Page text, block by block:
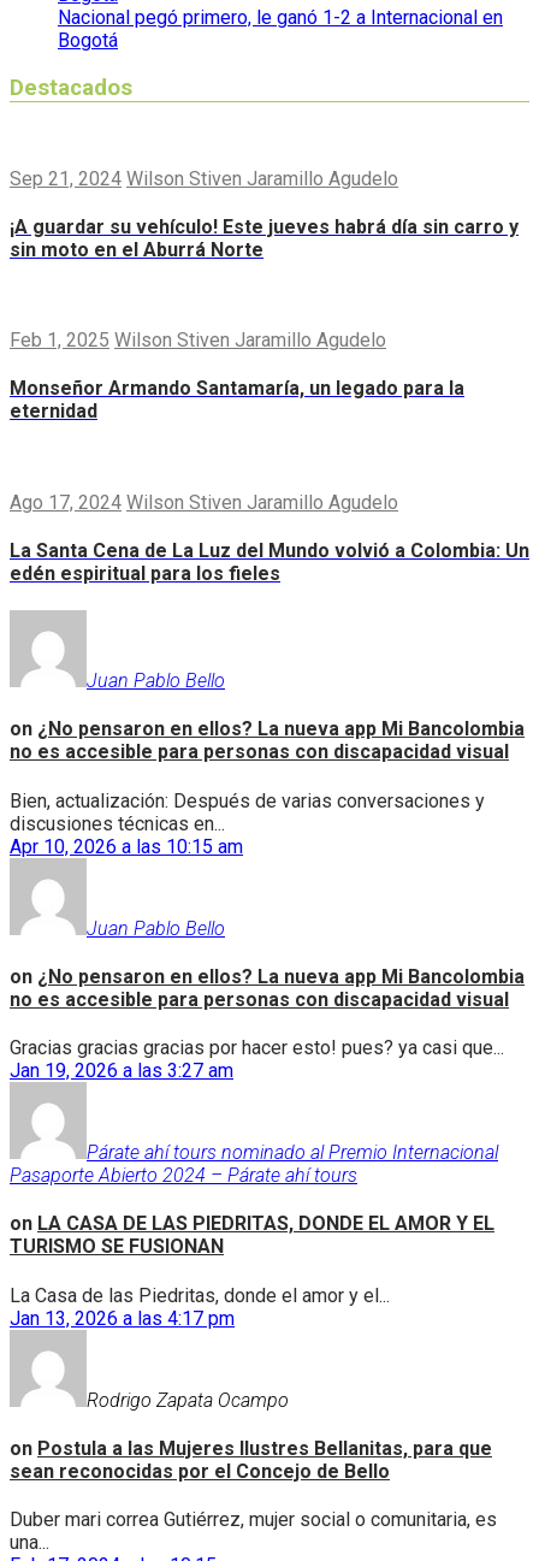
Nacional pegó primero, le ganó 1-2 a Internacional en
Bogotá
Destacados
Sep 21, 2024 Wilson Stiven Jaramillo Agudelo
¡A guardar su vehículo! Este jueves habrá día sin carro y
sin moto en el Aburrá Norte
Feb 1, 2025 Wilson Stiven Jaramillo Agudelo
Monseñor Armando Santamaría, un legado para la
eternidad
Ago 17, 2024 Wilson Stiven Jaramillo Agudelo
La Santa Cena de La Luz del Mundo volvió a Colombia: Un
edén espiritual para los fieles
Juan Pablo Bello
on ¿No pensaron en ellos? La nueva app Mi Bancolombia
no es accesible para personas con discapacidad visual
Bien, actualización: Después de varias conversaciones y
discusiones técnicas en...
Apr 10, 2026 a las 10:15 am
Juan Pablo Bello
on ¿No pensaron en ellos? La nueva app Mi Bancolombia
no es accesible para personas con discapacidad visual
Gracias gracias gracias por hacer esto! pues? ya casi que...
Jan 19, 2026 a las 3:27 am
Párate ahí tours nominado al Premio Internacional
Pasaporte Abierto 2024 – Párate ahí tours
on LA CASA DE LAS PIEDRITAS, DONDE EL AMOR Y EL
TURISMO SE FUSIONAN
La Casa de las Piedritas, donde el amor y el...
Jan 13, 2026 a las 4:17 pm
Rodrigo Zapata Ocampo
on Postula a las Mujeres Ilustres Bellanitas, para que
sean reconocidas por el Concejo de Bello
Duber mari correa Gutiérrez, mujer social o comunitaria, es
una...